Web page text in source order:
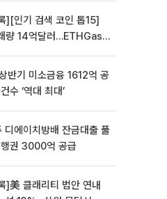
][인기 검색 코인 톱15]
량 14억달러…ETHGas
반기 미소금융 1612억 공
수 ‘역대 최대’
디에이치방배 잔금대출 풀
권 3000억 공급
]美 클래리티 법안 연내